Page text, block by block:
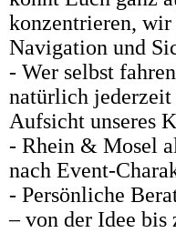
konzentrieren,
Navigation und
- Wer selbst
natürlich
Aufsicht unseres
- Rhein & Mosel
nach Event-
- Persönliche
– von der Idee bis